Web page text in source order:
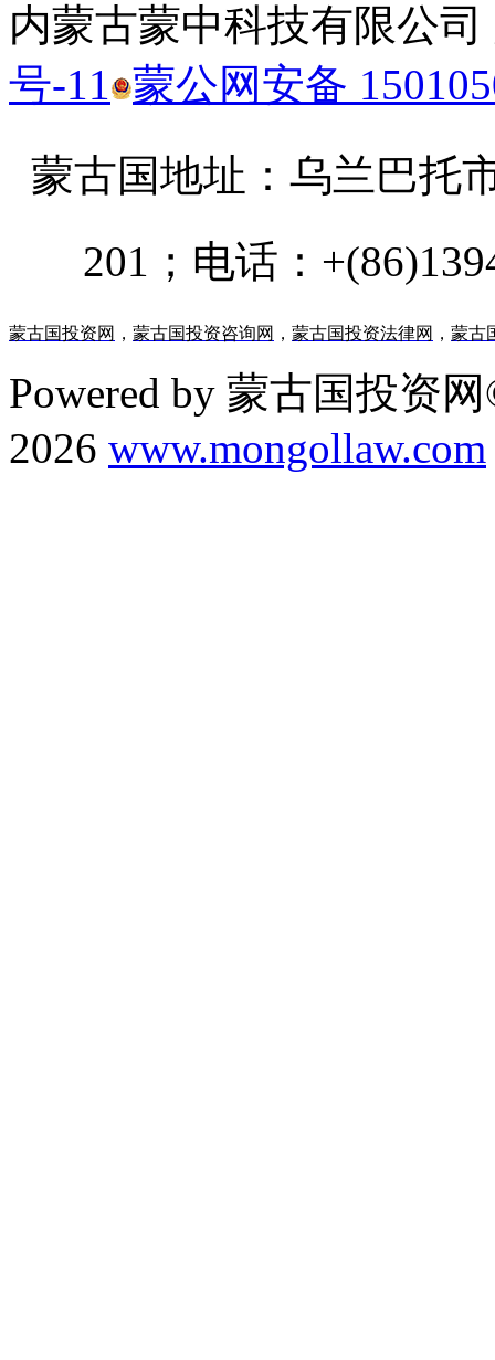
内蒙古蒙中科技有限公
号-11 蒙公网安备
蒙古国地址： 乌兰巴托
201；电话：
蒙古国投资网 ， 蒙古国投资咨询网 ， 蒙古国投资法律网 ， 蒙古
Powered by 蒙古国投资
2026 www.mongollaw.com